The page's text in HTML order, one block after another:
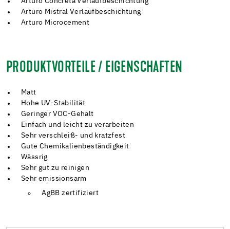
Arturo Mistral Verlaufbeschichtung
Arturo Microcement
PRODUKTVORTEILE / EIGENSCHAFTEN
Matt
Hohe UV-Stabilität
Geringer VOC-Gehalt
Einfach und leicht zu verarbeiten
Sehr verschleiß- und kratzfest
Gute Chemikalienbeständigkeit
Wässrig
Sehr gut zu reinigen
Sehr emissionsarm
AgBB zertifiziert